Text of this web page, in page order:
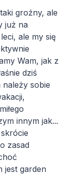
groźny, ale
już na
ale my się
Wam, jak z
dziś
sobie
innym jak...
zasad
jest garden